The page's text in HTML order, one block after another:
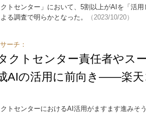
トセンター」において、5割以上がAIを「活
る調査で明らかとなった。
（2023/10/20）
ーチ：
クトセンター責任者やス
AIの活用に前向き――楽
トセンターにおけるAI活用がますます進みそ